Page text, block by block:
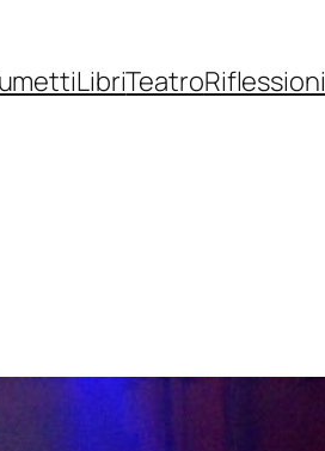
LibriTeatroRiflessioni